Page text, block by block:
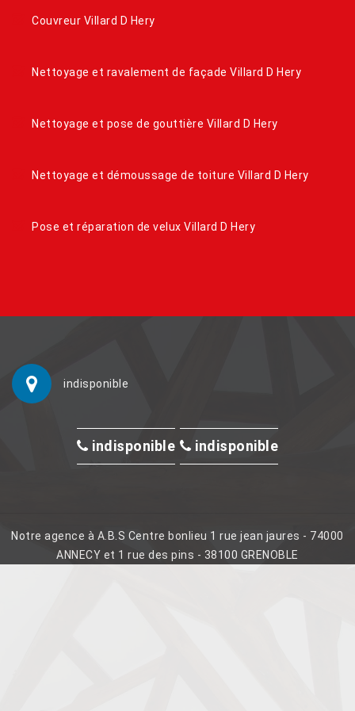
Couvreur Villard D Hery
Nettoyage et ravalement de façade Villard D Hery
Nettoyage et pose de gouttière Villard D Hery
Nettoyage et démoussage de toiture Villard D Hery
Pose et réparation de velux Villard D Hery
indisponible
indisponible indisponible
Notre agence à A.B.S Centre bonlieu 1 rue jean jaures - 74000
ANNECY et 1 rue des pins - 38100 GRENOBLE